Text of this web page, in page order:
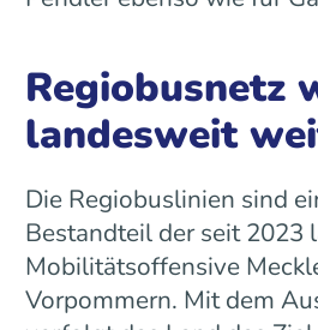
Regiobusnetz
landesweit
Die Regiobuslinien sind
Bestandteil der seit 2023
Mobilitätsoffensive
Vorpommern. Mit dem